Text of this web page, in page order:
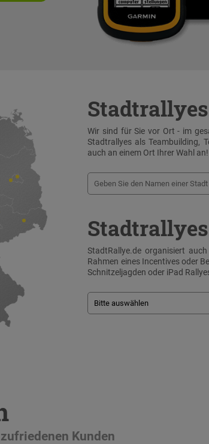
Wir sind für Sie vor Ort - im
Stadtrallyes als Teambuilding,
auch an einem Ort Ihrer Wahl an!
StadtRallye.de organisiert
Rahmen eines Incentives oder
Schnitzeljagden oder iPad
Kunden